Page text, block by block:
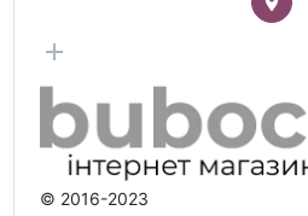
© 2016-2023